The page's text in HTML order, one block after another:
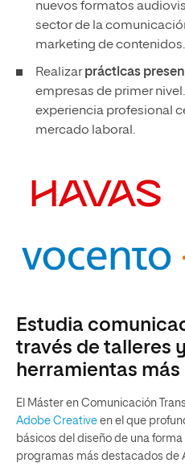
nuevos formatos
sector de la
marketing de contenidos.
Realizarprácticas
empresas de primer
experiencia profesional
mercado laboral.
Estudia
través de talleres
herramientas
El Máster en Comunicación
Adobe Creative en el que
básicos del diseño de una
programas más destacados de